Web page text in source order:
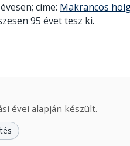
címe: Makrancos
95 évet tesz ki.
évei alapján készült.